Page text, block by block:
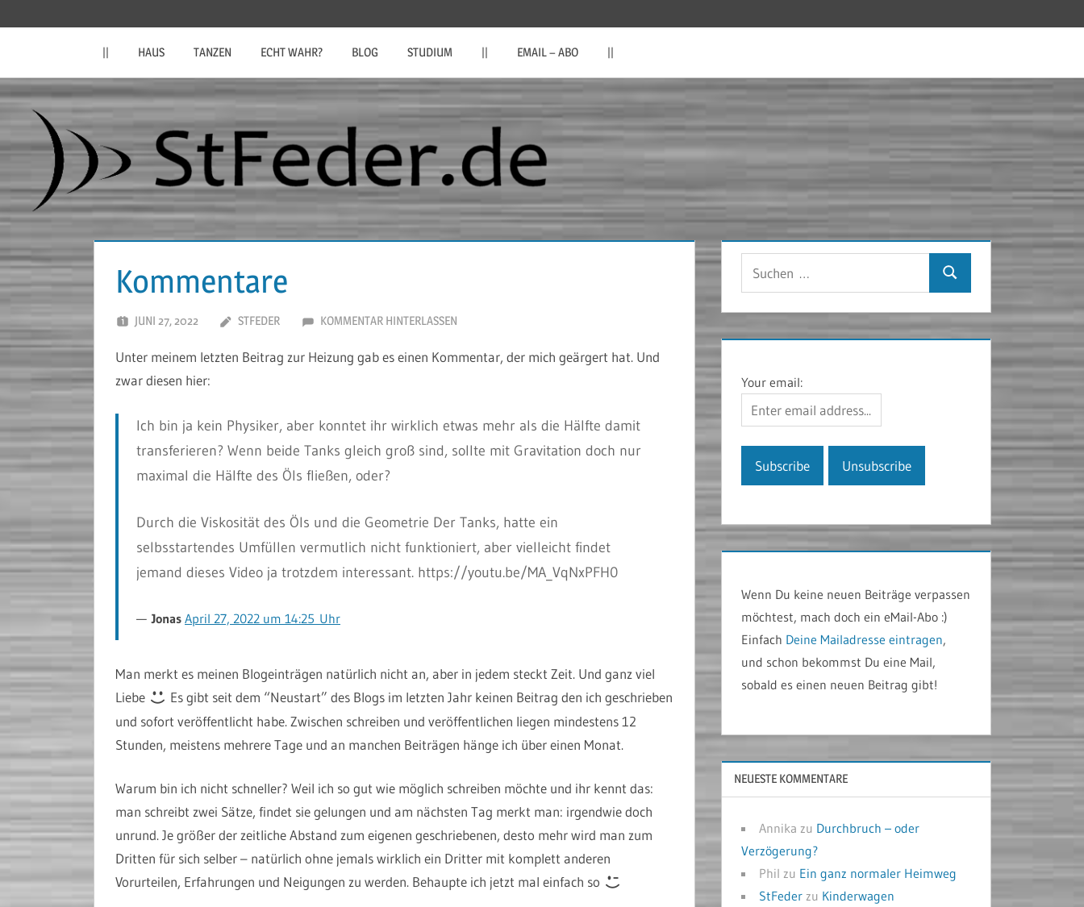
StFeder.de
|| HAUS TANZEN ECHT WAHR? BLOG STUDIUM || EMAIL – ABO ||
Kommentare
JUNI 27, 2022 STFEDER KOMMENTAR HINTERLASSEN
Unter meinem letzten Beitrag zur Heizung gab es einen Kommentar, der mich geärgert hat. Und
zwar diesen hier:
Ich bin ja kein Physiker, aber konntet ihr wirklich etwas mehr als die Hälfte damit
transferieren? Wenn beide Tanks gleich groß sind, sollte mit Gravitation doch nur
maximal die Hälfte des Öls fließen, oder?
Durch die Viskosität des Öls und die Geometrie Der Tanks, hatte ein
selbsstartendes Umfüllen vermutlich nicht funktioniert, aber vielleicht findet
jemand dieses Video ja trotzdem interessant. https://youtu.be/MA_VqNxPFH0
Jonas April 27, 2022 um 14:25 Uhr
Man merkt es meinen Blogeinträgen natürlich nicht an, aber in jedem steckt Zeit. Und ganz viel
Liebe
Es gibt seit dem “Neustart” des Blogs im letzten Jahr keinen Beitrag den ich geschrieben
und sofort veröffentlicht habe. Zwischen schreiben und veröffentlichen liegen mindestens 12
Stunden, meistens mehrere Tage und an manchen Beiträgen hänge ich über einen Monat.
Warum bin ich nicht schneller? Weil ich so gut wie möglich schreiben möchte und ihr kennt das:
man schreibt zwei Sätze, findet sie gelungen und am nächsten Tag merkt man: irgendwie doch
unrund. Je größer der zeitliche Abstand zum eigenen geschriebenen, desto mehr wird man zum
Dritten für sich selber – natürlich ohne jemals wirklich ein Dritter mit komplett anderen
Vorurteilen, Erfahrungen und Neigungen zu werden. Behaupte ich jetzt mal einfach so
Suchen
Your email:
Wenn Du keine neuen Beiträge verpassen
möchtest, mach doch ein eMail-Abo :)
Einfach Deine Mailadresse eintragen,
und schon bekommst Du eine Mail,
sobald es einen neuen Beitrag gibt!
NEUESTE KOMMENTARE
Annika zu Durchbruch – oder
Verzögerung?
Phil zu Ein ganz normaler Heimweg
StFeder zu Kinderwagen